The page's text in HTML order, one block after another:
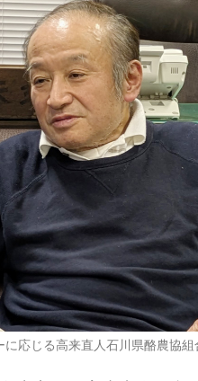
に応じる高来直人石川県酪農協組